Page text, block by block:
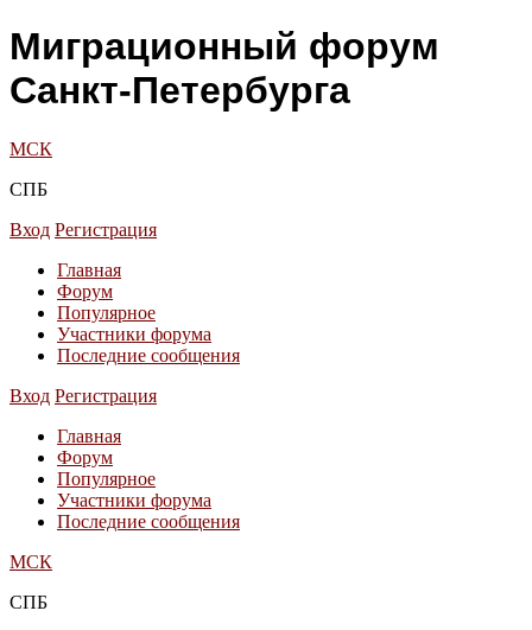
Миграционный форум
Санкт-Петербурга
МСК
СПБ
Вход Регистрация
Главная
Форум
Популярное
Участники форума
Последние сообщения
Вход Регистрация
Главная
Форум
Популярное
Участники форума
Последние сообщения
МСК
СПБ